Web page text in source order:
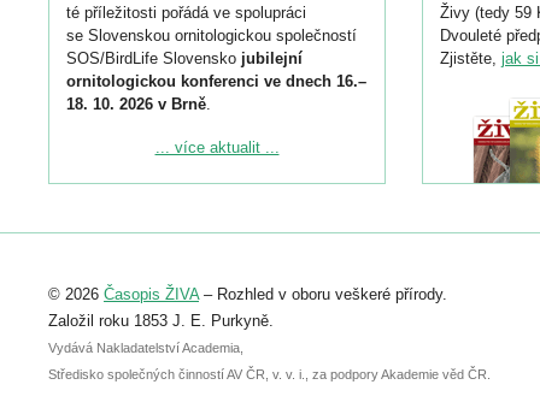
té příležitosti pořádá ve spolupráci
se Slovenskou ornitologickou společností
SOS/BirdLife Slovensko jubilejní
ornitologickou konferenci ve dnech 16.–
18. 10. 2026 v Brně.
Podrobnější informace ke konferenci
Registrovat se můžete do 6. září.
abstraktu přihlášené přednášky nebo
posteru je už 30. června.
... více aktualit ...
Živy (tedy 59
Dvouleté
Zjistěte, jak
© 2026 Časopis ŽIVA– Rozhled v oboru veškeré přírody.
Založil roku 1853 J. E. Purkyně.
Vydává Nakladatelství Academia,
Středisko společných činností AV ČR, v. v. i., za podpory Akademie věd ČR.